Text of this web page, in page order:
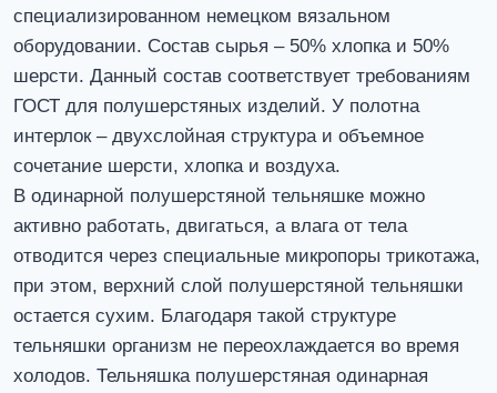
специализированном немецком вязальном
оборудовании. Состав сырья – 50% хлопка и 50%
шерсти. Данный состав соответствует требованиям
ГОСТ для полушерстяных изделий. У полотна
интерлок – двухслойная структура и объемное
сочетание шерсти, хлопка и воздуха.
В одинарной полушерстяной тельняшке можно
активно работать, двигаться, а влага от тела
отводится через специальные микропоры трикотажа,
при этом, верхний слой полушерстяной тельняшки
остается сухим. Благодаря такой структуре
тельняшки организм не переохлаждается во время
холодов. Тельняшка полушерстяная одинарная